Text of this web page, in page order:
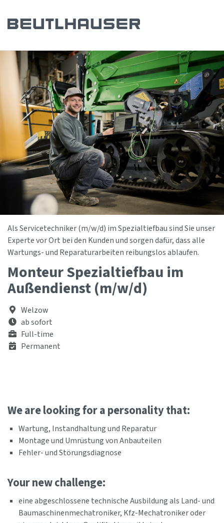
Monteur Spezialtiefbau im
Außendienst (m/w/d)
Welzow
ab sofort
Full-time
Permanent
Als Servicetechniker (m/w/d) im Spezialtiefbau sind Sie unser
Experte vor Ort bei den Kunden und sorgen dafür, dass alle
Wartungs- und Reparaturarbeiten reibungslos ablaufen.
We are looking for a personality that:
Wartung, Instandhaltung und Reparatur
Montage und Umrüstung von Anbauteilen
Fehler- und Störungsdiagnose
Your new challenge:
eine abgeschlossene technische Ausbildung als Land- und
Baumaschinenmechatroniker, Kfz-Mechatroniker oder